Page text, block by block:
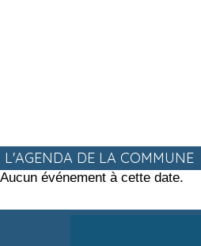
L'AGENDA DE LA COMMUNE
Aucun événement à cette date.